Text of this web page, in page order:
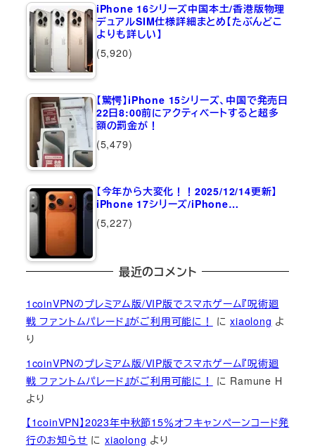
iPhone 16シリーズ中国本土/香港版物理
デュアルSIM仕様詳細まとめ【たぶんどこ
よりも詳しい】
(5,920)
【驚愕】iPhone 15シリーズ、中国で発売日
22日8:00前にアクティベートすると超多
額の罰金が！
(5,479)
【今年から大変化！！2025/12/14更新】
iPhone 17シリーズ/iPhone…
(5,227)
最近のコメント
1coinVPNのプレミアム版/VIP版でスマホゲーム『呪術廻
戦 ファントムパレード』がご利用可能に！
にxiaolong よ
り
1coinVPNのプレミアム版/VIP版でスマホゲーム『呪術廻
戦 ファントムパレード』がご利用可能に！
に Ramune H
より
【1coinVPN】2023年中秋節15％オフキャンペーンコード発
行のお知らせ にxiaolong より